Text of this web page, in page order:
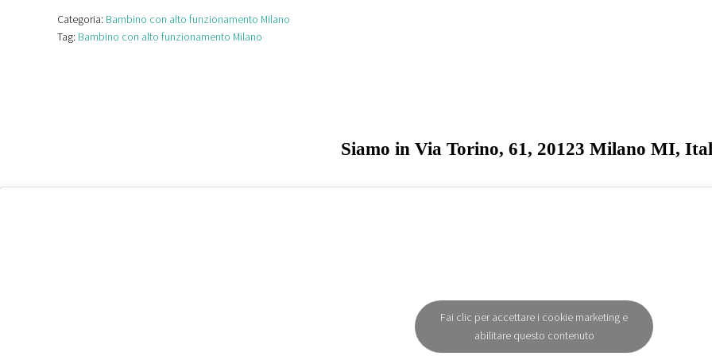
Categoria: Bambino con alto funzionamento Milano
Tag: Bambino con alto funzionamento Milano
Siamo in Via Torino, 61, 20123 Milano MI,
Fai clic per accettare i cookie marketing e
abilitare questo contenuto